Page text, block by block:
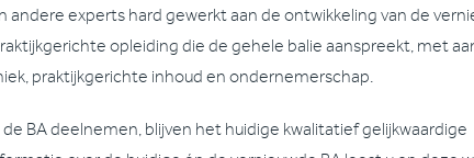
andere experts hard gewerkt aan de ontwikkeling van de
opleiding die de gehele balie aanspreekt, met
praktijkgerichte inhoud en ondernemerschap.
BA deelnemen, blijven het huidige kwalitatief gelijkwaardige